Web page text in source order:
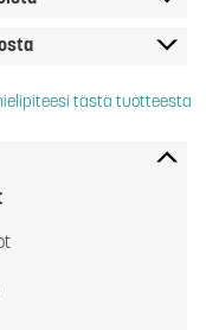
tästä tuotteesta